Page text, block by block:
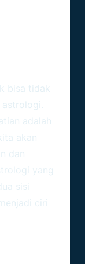
bisa tidak
astrologi.
adalah
akan
dan
yang
sisi
ciri